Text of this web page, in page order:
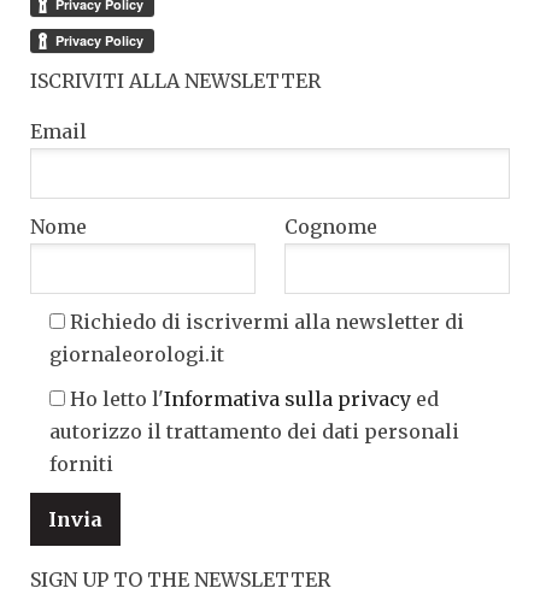
ISCRIVITI ALLA NEWSLETTER
Email
Nome Cognome
Richiedo di iscrivermi alla newsletter di
giornaleorologi.it
Ho letto l'Informativa sulla privacy ed
autorizzo il trattamento dei dati personali
forniti
SIGN UP TO THE NEWSLETTER